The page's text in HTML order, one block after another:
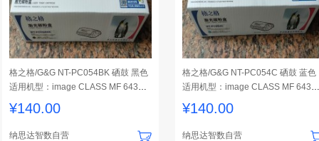
格之格/G&G NT-PC054BK 硒鼓 黑色
适用机型：image CLASS MF 643Cd
w 1支装
¥140.00
纳思达智数自营
格之格/G&G NT-PC054C 硒鼓 蓝色
适用机型：image CLASS MF
w 1支装
¥140.00
纳思达智数自营